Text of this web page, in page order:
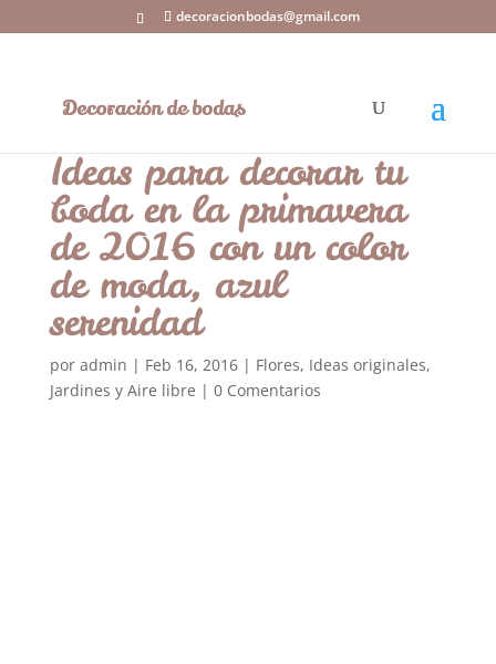
decoracionbodas@gmail.com
Ideas para decorar tu
boda en la primavera
de 2016 con un color
de moda, azul
serenidad
por admin | Feb 16, 2016| Flores, Ideas originales,
Jardines y Aire libre | 0 Comentarios